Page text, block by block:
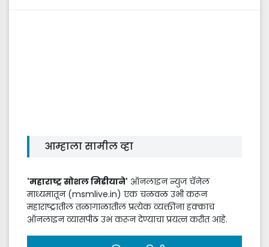
आम्हाला सामील व्हा
'महाराष्ट्र सोशल मिडीयाने' ऑनलाइन न्युज चॅनेल
माध्यमातून (msmlive.in) एक चळवळ उभी करून
महाराष्ट्रातील तळागाळातील प्रत्येक व्यक्तींना हक्काचं
ऑनलाइन व्यासपीठ उभं करून देण्याचा प्रयत्न करीत आहे.